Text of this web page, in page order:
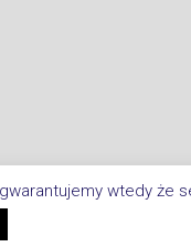
2026 Biblioteka Miejska Im.
wtedy że